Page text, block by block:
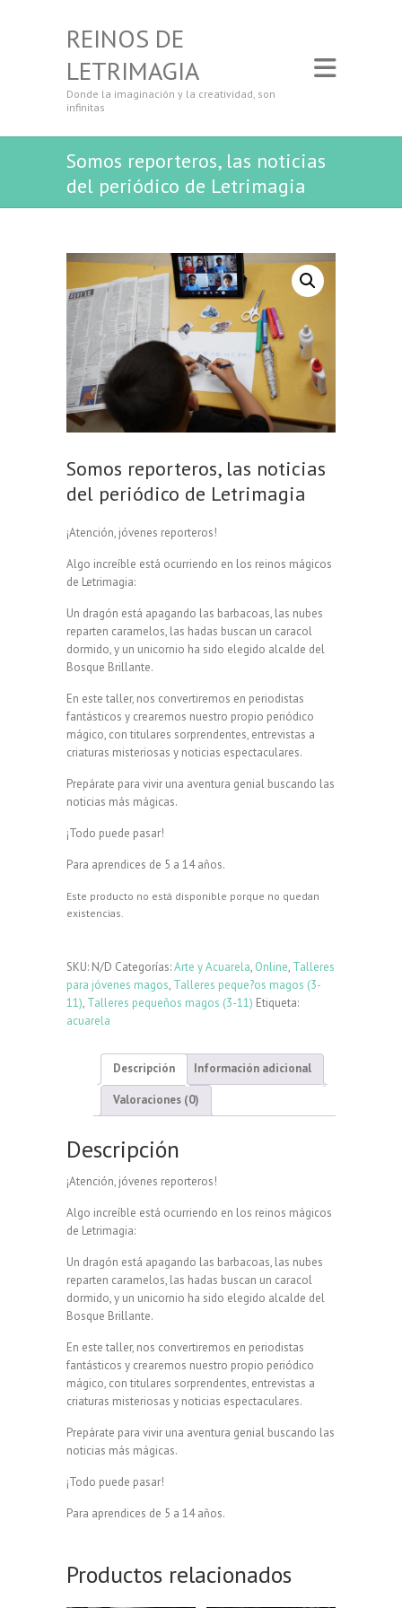
REINOS DE
LETRIMAGIA
Donde la imaginación y la creatividad, son
infinitas
Somos reporteros, las noticias
del periódico de Letrimagia
Somos reporteros, las noticias
del periódico de Letrimagia
¡Atención, jóvenes reporteros!
Algo increíble está ocurriendo en los reinos mágicos
de Letrimagia:
Un dragón está apagando las barbacoas, las nubes
reparten caramelos, las hadas buscan un caracol
dormido, y un unicornio ha sido elegido alcalde del
Bosque Brillante.
En este taller, nos convertiremos en periodistas
fantásticos y crearemos nuestro propio periódico
mágico, con titulares sorprendentes, entrevistas a
criaturas misteriosas y noticias espectaculares.
Prepárate para vivir una aventura genial buscando las
noticias más mágicas.
¡Todo puede pasar!
Para aprendices de 5 a 14 años.
Este producto no está disponible porque no quedan
existencias.
SKU: N/D Categorías:Arte y Acuarela, Online, Talleres
para jóvenes magos, Talleres peque?os magos (3-
11), Talleres pequeños magos (3-11) Etiqueta:
acuarela
Descripción Información adicional
Valoraciones (0)
Descripción
¡Atención, jóvenes reporteros!
Algo increíble está ocurriendo en los reinos mágicos
de Letrimagia:
Un dragón está apagando las barbacoas, las nubes
reparten caramelos, las hadas buscan un caracol
dormido, y un unicornio ha sido elegido alcalde del
Bosque Brillante.
En este taller, nos convertiremos en periodistas
fantásticos y crearemos nuestro propio periódico
mágico, con titulares sorprendentes, entrevistas a
criaturas misteriosas y noticias espectaculares.
Prepárate para vivir una aventura genial buscando las
noticias más mágicas.
¡Todo puede pasar!
Para aprendices de 5 a 14 años.
Productos relacionados